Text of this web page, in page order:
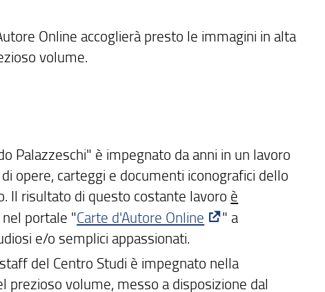
Online accoglierà presto le immagini in alta
volume.
Palazzeschi" è impegnato da anni in un lavoro
opere, carteggi e documenti iconografici dello
Il risultato di questo costante lavoro è
portale "Carte d'Autore Online
" a
e/o semplici appassionati.
del Centro Studi è impegnato nella
prezioso volume, messo a disposizione dal